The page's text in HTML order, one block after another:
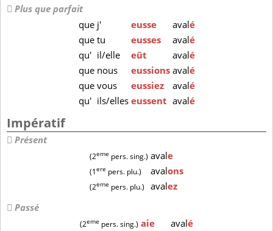
Plus que parfait
que j' eusse avalé
que tu eusses avalé
qu' il/elle eût avalé
que nous eussions avalé
que vous eussiez avalé
qu' ils/elles eussent avalé
Impératif
Présent
(2eme pers. sing.) avale
(1ere pers. plu.) avalons
(2eme pers. plu.) avalez
Passé
(2eme pers. sing.) aie avalé